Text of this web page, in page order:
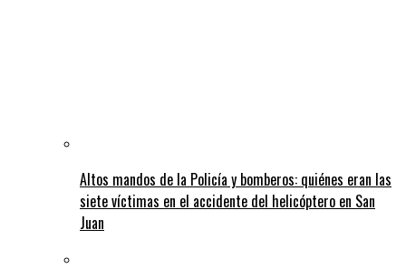
Altos mandos de la Policía y bomberos: quiénes eran las
siete víctimas en el accidente del helicóptero en San
Juan